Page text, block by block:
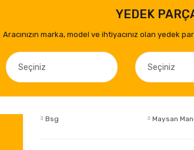
YEDEK
Aracınızın marka, model ve ihtiyacınız olan yedek
Bsg Maysan